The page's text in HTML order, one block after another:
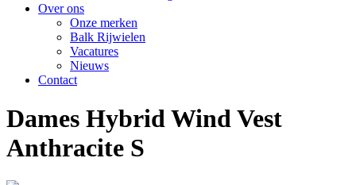
Over ons
Onze merken
Balk Rijwielen
Vacatures
Nieuws
Contact
Dames Hybrid Wind Vest
Anthracite S